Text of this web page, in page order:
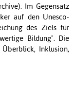
Im Gegensatz
auf den Unesco-
des Ziels für
Bildung". Die
Inklusion,